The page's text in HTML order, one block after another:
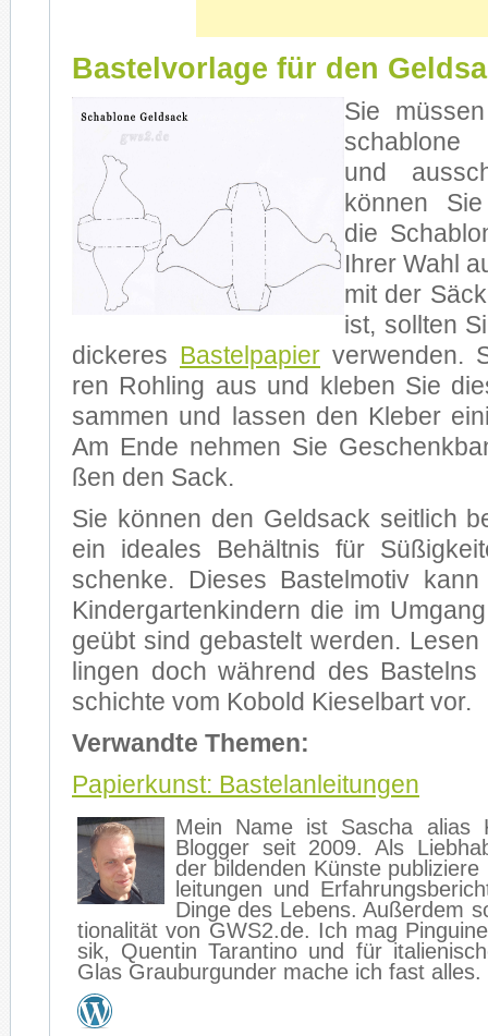
Bastelvorlage für den
Sie
scha­blo­ne
und
kön­nen
die
Ih­rer Wahl
mit der
ist, soll­ten
di­cke­res Bas­tel­pa­pier ver­wen­den.
ren Roh­ling aus und kle­ben Sie
sam­men und las­sen den Kle­ber
Am Ende neh­men Sie
ßen den Sack.
Sie kön­nen den Geld­sack seit­lich
ein idea­les Be­hält­nis für
schen­ke. Die­ses Bas­tel­mo­tiv
Kin­der­gar­ten­kin­dern die im
ge­übt sind ge­bas­telt wer­den.
lin­gen doch wäh­rend des
schich­te vom Ko­bold Kie­sel­bart vor.
Ver­wand­te The­men:
Pa­pier­kunst: Bas­tel­an­lei­tun­gen
Mein Name ist Sa­scha ali­as
Blog­ger seit 2009. Als
der bil­den­den Küns­te
lei­tun­gen und
Din­ge des Le­bens. Au­ßer­dem
tio­na­li­tät von GWS2.de. Ich mag
sik, Quen­tin Ta­ran­ti­no und für
Glas Grau­bur­gun­der ma­che ich fast al­les.